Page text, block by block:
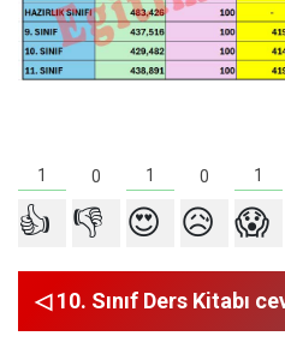
1 0 1 0 1
👍 👎 😍 😥 😱
◁ 10. Sınıf Ders Kitabı